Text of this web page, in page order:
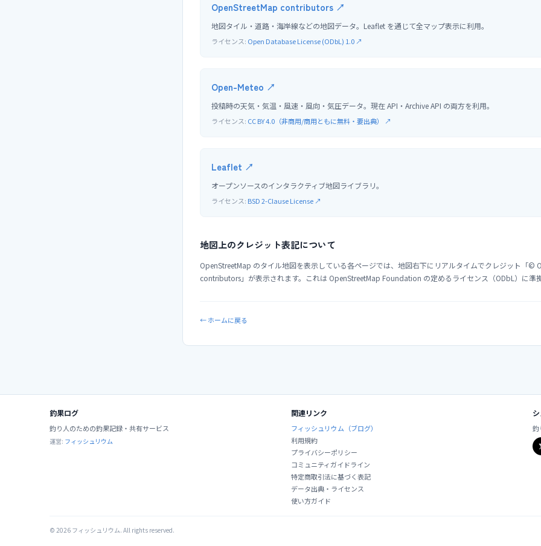
OpenStreetMap contributors ↗
地図タイル・道路・海岸線などの地図データ。Leaflet を通じて全マップ表示に利用。
ライセンス: Open Database License (ODbL) 1.0 ↗
Open-Meteo ↗
投稿時の天気・気温・風速・風向・気圧データ。現在 API・Archive API の両方を利用。
ライセンス: CC BY 4.0（非商用/商用ともに無料・要出典） ↗
Leaflet ↗
オープンソースのインタラクティブ地図ライブラリ。
ライセンス: BSD 2-Clause License ↗
地図上のクレジット表記について
OpenStreetMap のタイル地図を表示している各ページでは、地図右下にリアルタイムでクレジット「©
contributors」が表示されます。これは OpenStreetMap Foundation の定めるライセンス（ODbL）に準拠
← ホームに戻る
釣果ログ
釣り人のための釣果記録・共有サービス
運営: フィッシュリウム
関連リンク
フィッシュリウム（ブログ）
利用規約
プライバシーポリシー
コミュニティガイドライン
特定商取引法に基づく表記
データ出典・ライセンス
使い方ガイド
釣
© 2026 フィッシュリウム. All rights reserved.